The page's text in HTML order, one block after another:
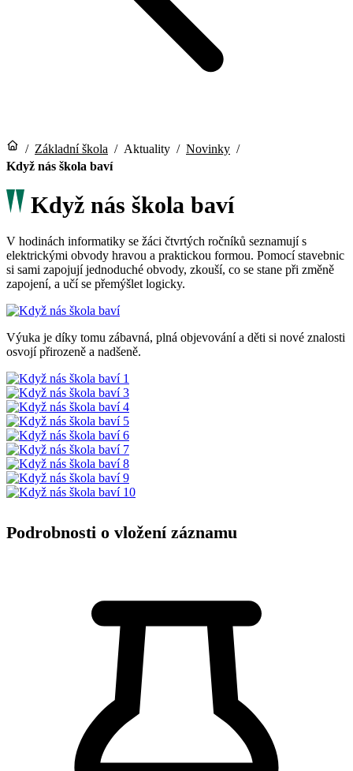
/ Základní škola / Aktuality / Novinky /
Když nás škola baví
Když nás škola baví
V hodinách informatiky se žáci čtvrtých ročníků seznamují s
elektrickými obvody hravou a praktickou formou. Pomocí stavebnic
si sami zapojují jednoduché obvody, zkouší, co se stane při změně
zapojení, a učí se přemýšlet logicky.
Výuka je díky tomu zábavná, plná objevování a děti si nové znalosti
osvojí přirozeně a nadšeně.
Podrobnosti o vložení záznamu